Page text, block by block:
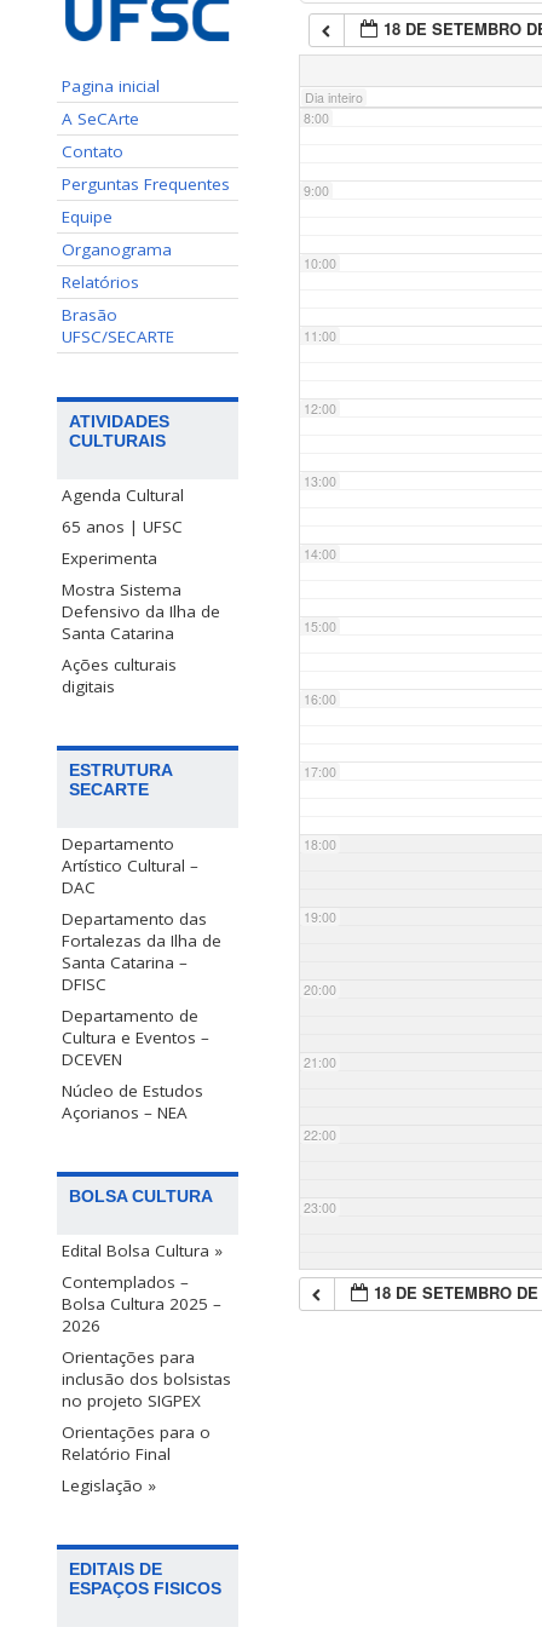
Pagina inicial
A SeCArte
Contato
Perguntas Frequentes
Equipe
Organograma
Relatórios
Brasão
UFSC/SECARTE
ATIVIDADES
CULTURAIS
Agenda Cultural
65 anos | UFSC
Experimenta
Mostra Sistema
Defensivo da Ilha de
Santa Catarina
Ações culturais
digitais
ESTRUTURA
SECARTE
Departamento
Artístico Cultural –
DAC
Departamento das
Fortalezas da Ilha de
Santa Catarina –
DFISC
Departamento de
Cultura e Eventos –
DCEVEN
Núcleo de Estudos
Açorianos – NEA
BOLSA CULTURA
Edital Bolsa Cultura »
Contemplados –
Bolsa Cultura 2025 –
2026
Orientações para
inclusão dos bolsistas
no projeto SIGPEX
Orientações para o
Relatório Final
Legislação »
EDITAIS DE
ESPAÇOS FISICOS
18 DE SETEMBRO
Dia inteiro
7:00
8:00
9:00
10:00
11:00
12:00
13:00
14:00
15:00
16:00
17:00
18:00
19:00
20:00
21:00
22:00
23:00
18 DE SETEMBRO DE